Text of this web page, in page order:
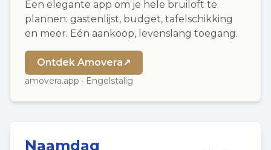
Een elegante app om je hele bruiloft te
plannen: gastenlijst, budget, tafelschikking
en meer. Eén aankoop, levenslang toegang.
Ontdek Amovera↗
amovera.app · Engelstalig
Naamdag